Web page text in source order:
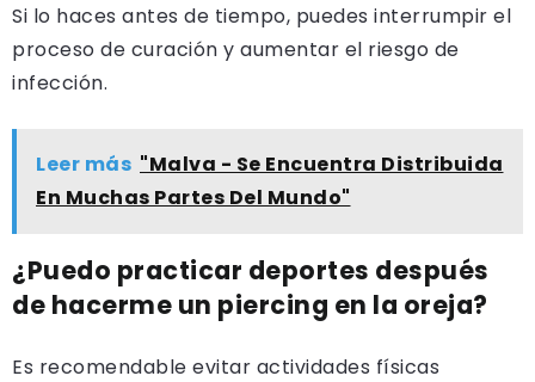
Si lo haces antes de tiempo, puedes interrumpir el
proceso de curación y aumentar el riesgo de
infección.
Leer más "Malva - Se Encuentra Distribuida
En Muchas Partes Del Mundo"
¿Puedo practicar deportes después
de hacerme un piercing en la oreja?
Es recomendable evitar actividades físicas